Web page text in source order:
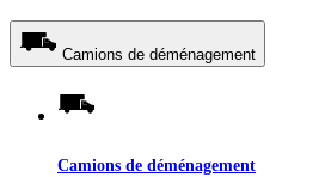
Camions de déménagement
Camions de déménagement